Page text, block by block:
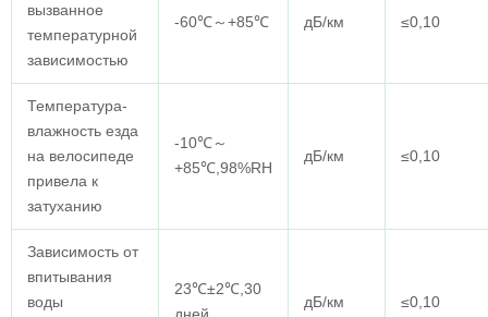
вызванное
температурной
зависимостью
-60℃～+85℃ дБ/км ≤0,10
Температура-
влажность езда
на велосипеде
привела к
затуханию
-10℃～
+85℃,98%RH
дБ/км ≤0,10
Зависимость от
впитывания
воды
23℃±2℃,30
дБ/км ≤0,10